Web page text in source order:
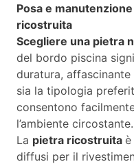
Posa e
ricostruita
Scegliere una pietra
del bordo piscina
duratura,
sia la tipologia
consentono
l’ambiente circostante.
La pietra ricostruita è
diffusi per il